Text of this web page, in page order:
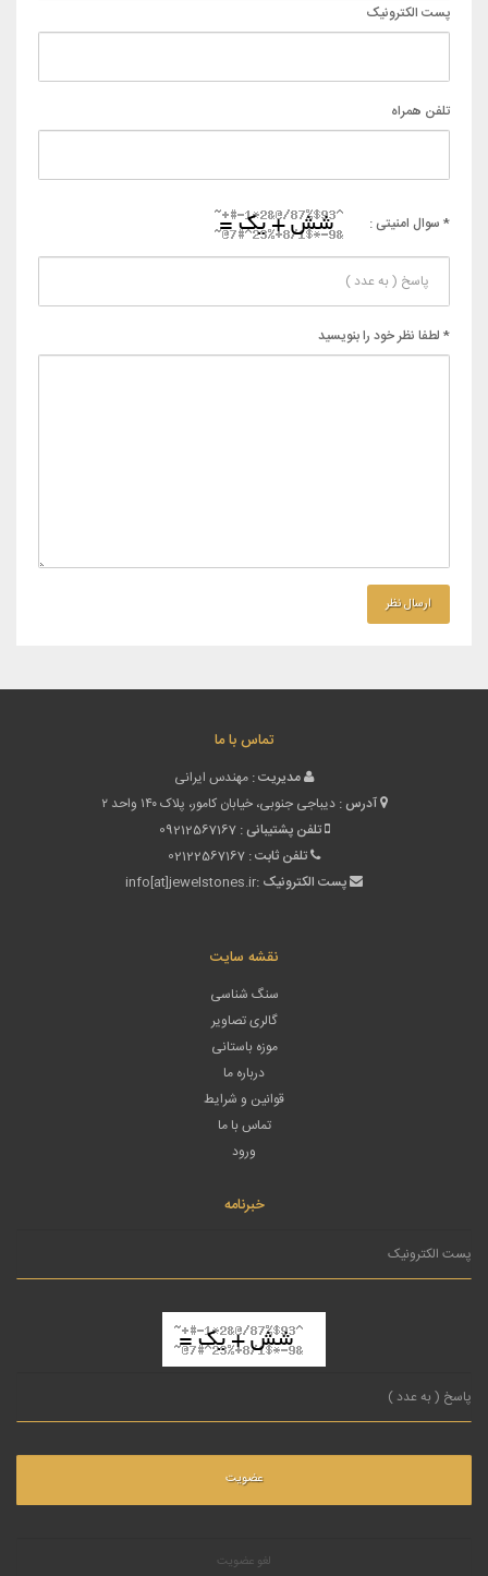
پست الکترونیک
تلفن همراه
* سوال امنیتی :
* لطفا نظر خود را بنویسید
تماس با ما
مدیریت : مهندس ایرانی
آدرس : دیباجی جنوبی، خیابان کامور، پلاک ۱۴۰ واحد ۲
تلفن پشتیبانی : 09212567167
تلفن ثابت : 02122567167
پست الکترونیک :info[at]jewelstones.ir
نقشه سایت
سنگ شناسی
گالری تصاویر
موزه باستانی
درباره ما
قوانین و شرایط
تماس با ما
ورود
خبرنامه
لغو عضویت